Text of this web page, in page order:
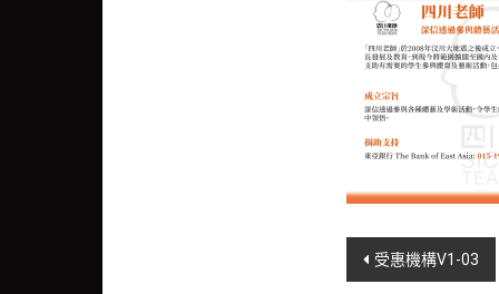
Post
受惠機構V1-03